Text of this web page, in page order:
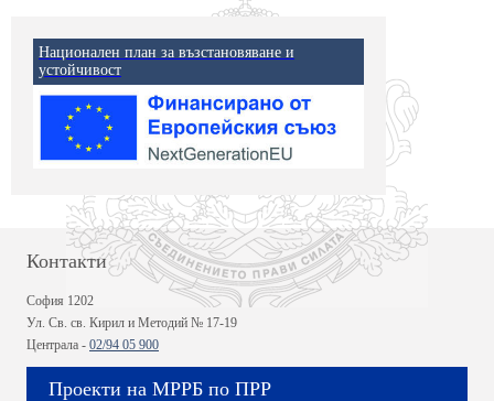
Национален план за възстановяване и
устойчивост
Контакти
София 1202
Ул. Св. св. Кирил и Методий № 17-19
Централа - 02/94 05 900
Проекти на МРРБ по ПРР